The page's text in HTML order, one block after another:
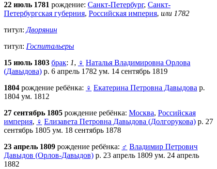
22 июль 1781 рождение: Санкт-Петербург, Санкт-
Петербургская губерния, Российская империя, или 1782
титул: Дворянин
титул: Госпитальеры
15 июль 1803 брак: 1, ♀ Наталья Владимировна Орлова
(Давыдова) р. 6 апрель 1782 ум. 14 сентябрь 1819
1804 рождение ребёнка: ♀ Екатерина Петровна Давыдова р.
1804 ум. 1812
27 сентябрь 1805 рождение ребёнка: Москва, Российская
империя, ♀ Елизавета Петровна Давыдова (Долгорукова) р. 27
сентябрь 1805 ум. 18 сентябрь 1878
23 апрель 1809 рождение ребёнка: ♂ Владимир Петрович
Давыдов (Орлов-Давыдов) р. 23 апрель 1809 ум. 24 апрель
1882